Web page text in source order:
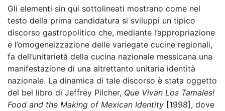
Gli elementi sin qui sottolineati mostrano come nel
testo della prima candidatura si sviluppi un tipico
discorso gastropolitico che, mediante l’appropriazione
e l’omogeneizzazione delle variegate cucine regionali,
fa dell’unitarietà della cucina nazionale messicana una
manifestazione di una altrettanto unitaria identità
nazionale. La dinamica di tale discorso è stata oggetto
del bel libro di Jeffrey Pilcher, Que Vivan Los Tamales!
Food and the Making of Mexican Identity [1998], dove